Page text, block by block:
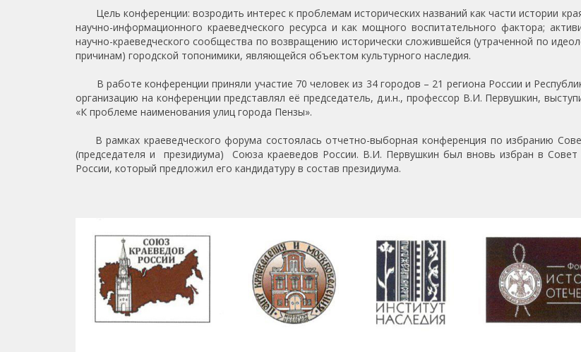
Цель конференции: возродить интерес к проблемам исторических названий как части истории
научно-информационного краеведческого ресурса и как мощного воспитательного фактора;
научно-краеведческого сообщества по возвращению исторически сложившейся (утраченной по
причинам) городской топонимики, являющейся объектом культурного наследия.
В работе конференции приняли участие 70 человек из 34 городов – 21 региона России и
организацию на конференции представлял её председатель, д.и.н., профессор В.И. Первушкин,
«К проблеме наименования улиц города Пензы».
В рамках краеведческого форума состоялась отчетно-выборная конференция по избранию
(председателя и президиума) Союза краеведов России. В.И. Первушкин был вновь избран в Совет
России, который предложил его кандидатуру в состав президиума.